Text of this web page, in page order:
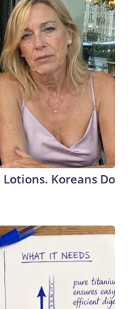
his release on
said the White
Robert Gilman's health
that it "will
was first to
veteran Robert
Russia, on April 6,
with Moscow over
slowed in recent
on the escalating
East tensions.The
the release of
Koreans Do